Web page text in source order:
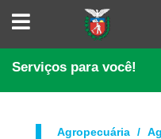
CONSELHO
ESTADUAL
GOVERNANÇA
E
DA
Serviços para você!
Agropecuária